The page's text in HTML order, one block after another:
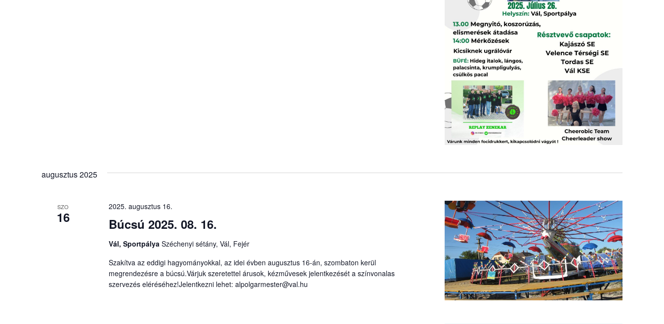
augusztus 2025
SZO
16 Búcsú 2025. 08. 16.
2025. augusztus 16.
Vál, Sportpálya Széchenyi sétány, Vál, Fejér
Szakítva az eddigi hagyományokkal, az idei évben augusztus 16-án, szombaton kerül
megrendezésre a búcsú.Várjuk szeretettel árusok, kézművesek jelentkezését a színvonalas
szervezés eléréséhez!Jelentkezni lehet: alpolgarmester@val.hu